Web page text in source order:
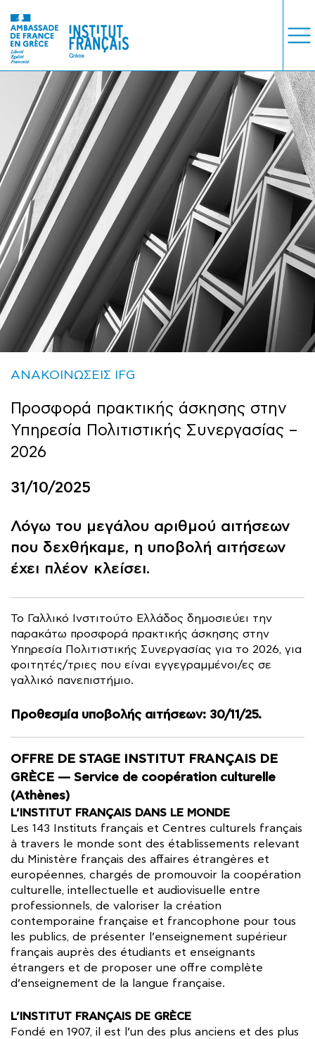
ΜΑΘΗΜΑΤΑ
ΕΞΕΤΑΣΕΙΣ
ΣΠΟΥΔΕΣ
ΣΥΝΕΡΓΕΙΕΣ
ΒΙΒΛΙΟΘΗΚΗ
ΑΝΑΚΟΙΝΩΣΕΙΣ IFG
Προσφορά πρακτικής άσκησης στην
Υπηρεσία Πολιτιστικής Συνεργασίας –
2026
31/10/2025
Λόγω του μεγάλου αριθμού αιτήσεων
που δεχθήκαμε, η υποβολή αιτήσεων
έχει πλέον κλείσει.
Το Γαλλικό Ινστιτούτο Ελλάδος δημοσιεύει την
παρακάτω προσφορά πρακτικής άσκησης στην
Υπηρεσία Πολιτιστικής Συνεργασίας για το 2026, για
φοιτητές/τριες που είναι εγγεγραμμένοι/ες σε
γαλλικό πανεπιστήμιο.
Προθεσμία υποβολής αιτήσεων: 30/11/25.
OFFRE DE STAGE INSTITUT FRANÇAIS DE
GRÈCE — Service de coopération culturelle
(Athènes)
L’INSTITUT FRANÇAIS DANS LE MONDE
Les 143 Instituts français et Centres culturels français
à travers le monde sont des établissements relevant
du Ministère français des affaires étrangères et
européennes, chargés de promouvoir la coopération
culturelle, intellectuelle et audiovisuelle entre
professionnels, de valoriser la création
contemporaine française et francophone pour tous
les publics, de présenter l’enseignement supérieur
français auprès des étudiants et enseignants
étrangers et de proposer une offre complète
d’enseignement de la langue française.
L’INSTITUT FRANÇAIS DE GRÈCE
Fondé en 1907, il est l’un des plus anciens et des plus